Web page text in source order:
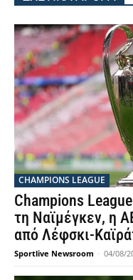
CHAMPIONS LEAGUE
Champions
τη Ναϊμέγκεν, η
από Λέφσκι-
Sportlive Newsroom - 04/08/